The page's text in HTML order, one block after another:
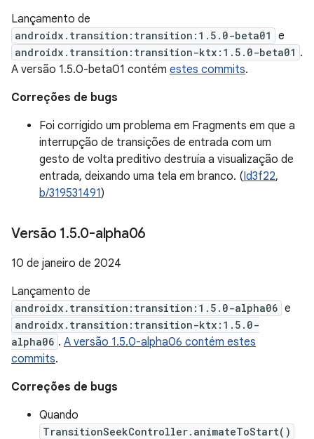
Lançamento de
androidx.transition:transition:1.5.0-beta01 e
androidx.transition:transition-ktx:1.5.0-beta01 .
A versão 1.5.0-beta01 contém estes commits.
Correções de bugs
Foi corrigido um problema em Fragments em que a
interrupção de transições de entrada com um
gesto de volta preditivo destruía a visualização de
entrada, deixando uma tela em branco. (Id3f22,
b/319531491)
Versão 1.5.0-alpha06
10 de janeiro de 2024
Lançamento de
androidx.transition:transition:1.5.0-alpha06 e
androidx.transition:transition-ktx:1.5.0-
alpha06 . A versão 1.5.0-alpha06 contém estes
commits.
Correções de bugs
Quando
TransitionSeekController.animateToStart()